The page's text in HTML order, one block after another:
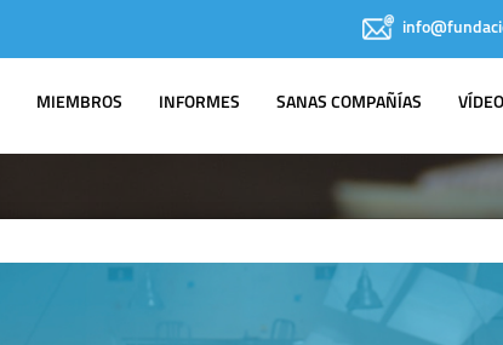
MIEMBROS INFORMES SANAS COMPAÑÍAS